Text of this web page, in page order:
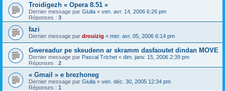
Troidigezh « Opera 8.51 »
Dernier message par Giulia « ven. avr. 14, 2006 6:26 pm
Réponses : 3
fazi
Dernier message par drouizig « mer. avr. 05, 2006 6:14 pm
Gwereadur pe skeudenn ar skramm dasfaoutet dindan MOVE
Dernier message par Pascal Trichet « dim. janv. 15, 2006 2:39 pm
Réponses : 2
« Gmail » e brezhoneg
Dernier message par Giulia « ven. déc. 30, 2005 12:34 pm
Réponses : 1